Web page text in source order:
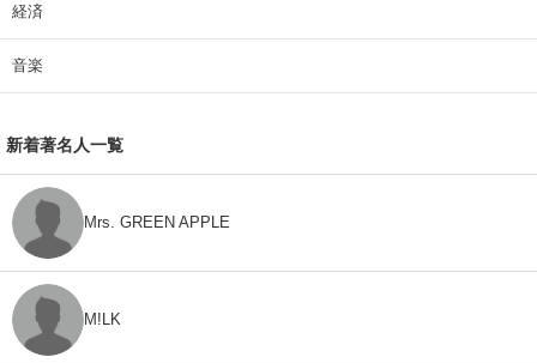
経済
音楽
新着著名人一覧
Mrs. GREEN APPLE
M!LK